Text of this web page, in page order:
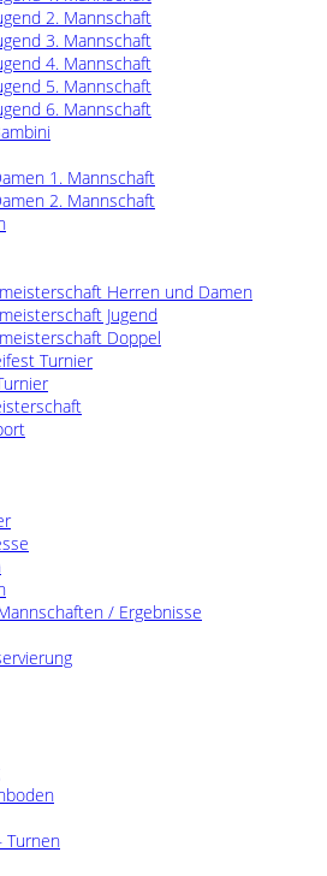
2. Mannschaft
3. Mannschaft
4. Mannschaft
5. Mannschaft
6. Mannschaft
1. Mannschaft
2. Mannschaft
Herren und Damen
Jugend
Doppel
Turnier
/ Ergebnisse
Turnen